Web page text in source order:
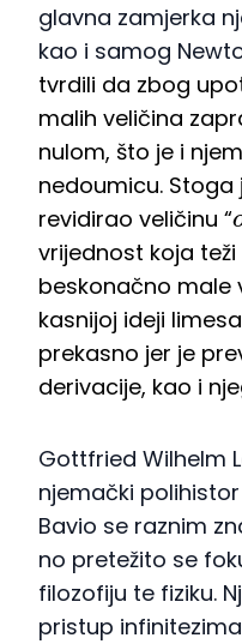
glavna zamjerka
kao i samog
tvrdili da zbog
malih veličina
nulom, što je i
nedoumicu. Stoga
revidirao veličinu “
vrijednost koja
beskonačno male
kasnijoj ideji
prekasno jer je
derivacije, kao i
Gottfried Wilhelm
njemački
Bavio se raznim
no pretežito se
filozofiju te fiziku.
pristup